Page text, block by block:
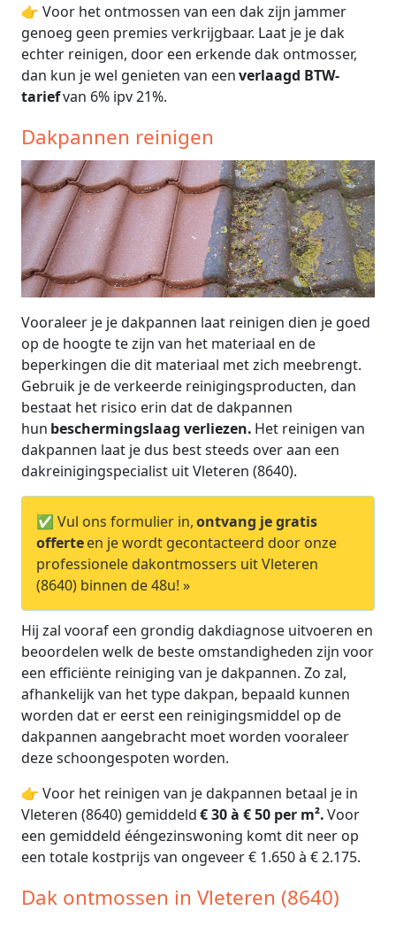
👉 Voor het ontmossen van een dak zijn jammer
genoeg geen premies verkrijgbaar. Laat je je dak
echter reinigen, door een erkende dak ontmosser,
dan kun je wel genieten van eenverlaagd BTW-
tariefvan 6% ipv 21%.
Dakpannen reinigen
Vooraleer je je dakpannen laat reinigen dien je goed
op de hoogte te zijn van het materiaal en de
beperkingen die dit materiaal met zich meebrengt.
Gebruik je de verkeerde reinigingsproducten, dan
bestaat het risico erin dat de dakpannen
hun beschermingslaag verliezen. Het reinigen van
dakpannen laat je dus best steeds over aan een
dakreinigingspecialist uit Vleteren (8640).
✅ Vul ons formulier in,ontvang je gratis
offerteen je wordt gecontacteerd door onze
professionele dakontmossers uit Vleteren
(8640) binnen de 48u! »
Hij zal vooraf een grondig dakdiagnose uitvoeren en
beoordelen welk de beste omstandigheden zijn voor
een efficiënte reiniging van je dakpannen. Zo zal,
afhankelijk van het type dakpan, bepaald kunnen
worden dat er eerst een reinigingsmiddel op de
dakpannen aangebracht moet worden vooraleer
deze schoongespoten worden.
👉 Voor het reinigen van je dakpannen betaal je in
Vleteren (8640) gemiddeld€ 30 à € 50 per m².Voor
een gemiddeld ééngezinswoning komt dit neer op
een totale kostprijs van ongeveer € 1.650 à € 2.175.
Dak ontmossen in Vleteren (8640)